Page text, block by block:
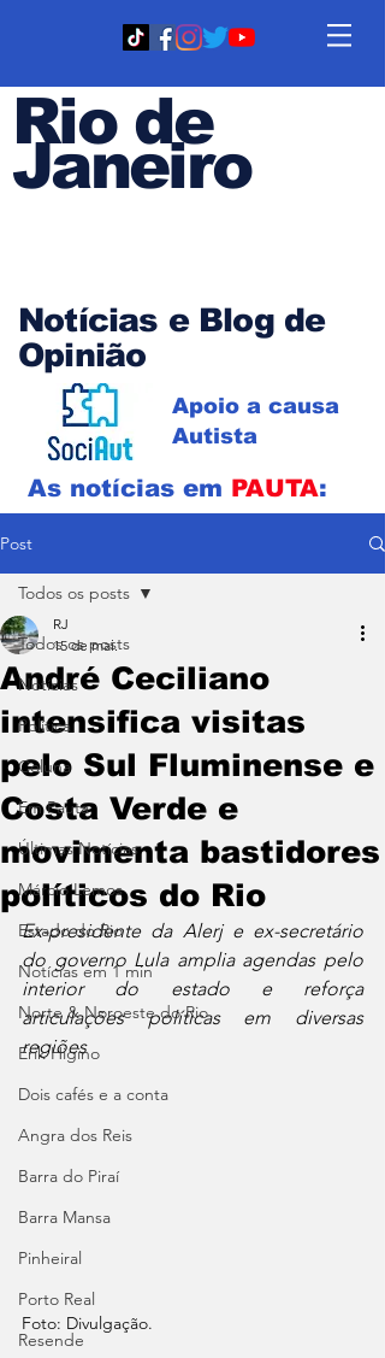
Rio de
Janeiro
Notícias e Blog de
Opinião
Apoio a causa
Autista
As notícias em PAUTA:
Post
Todos os posts
Notícias
Política
Coluna
Em Pauta
Últimas Notícias
Márcio Lemos
Estado do Rio
Notícias em 1 min
Norte & Noroeste do Rio
Erik Higino
Dois cafés e a conta
Angra dos Reis
Barra do Piraí
Barra Mansa
Pinheiral
Porto Real
Resende
Todos os posts
André Ceciliano
intensifica visitas
pelo Sul Fluminense e
Costa Verde e
movimenta bastidores
políticos do Rio
RJ
15 de mai.
Ex-presidente da Alerj e ex-secretário
do governo Lula amplia agendas pelo
interior do estado e reforça
articulações políticas em diversas
regiões
Foto: Divulgação.